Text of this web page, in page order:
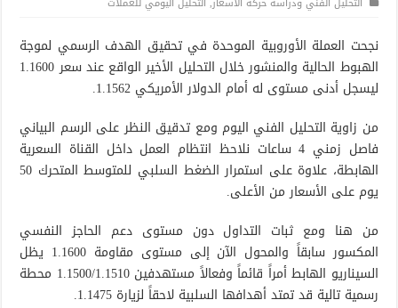
نجحت العملة الأوروبية الموحدة في تحقيق الهدف الرسمي لموجة
الهبوط الحالية والمنشور خلال التحليل الأخير الواقع عند سعر 1.1600
ليسجل أدنى مستوى له أمام الدولار الأمريكي 1.1562.
من زاوية التحليل الفني اليوم ومع تدقيق النظر على الرسم البياني
فاصل زمني 4 ساعات نلاحظ انتظام العمل داخل القناة السعرية
الهابطة، علاوة على استمرار الضغط السلبي للمتوسط المتحرك 50
يوم على الأسعار من الأعلى.
من هنا ومع ثبات التداول دون مستوى دعم الحاجز النفسي
المكسور سابقاً والمحول الآن إلى مستوى مقاومة 1.1600 يظل
السيناريو الهابط أمراً قائماً وفعالاً مستهدفين 1.1500/1.1510 محطة
رسمية تالية قد تمتد أهدافها السلبية لاحقاً لزيارة 1.1475.